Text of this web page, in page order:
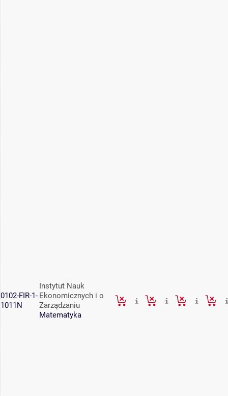
0102-FIR-1-
1011N
Instytut Nauk
Ekonomicznych i o
Zarządzaniu
Matematyka